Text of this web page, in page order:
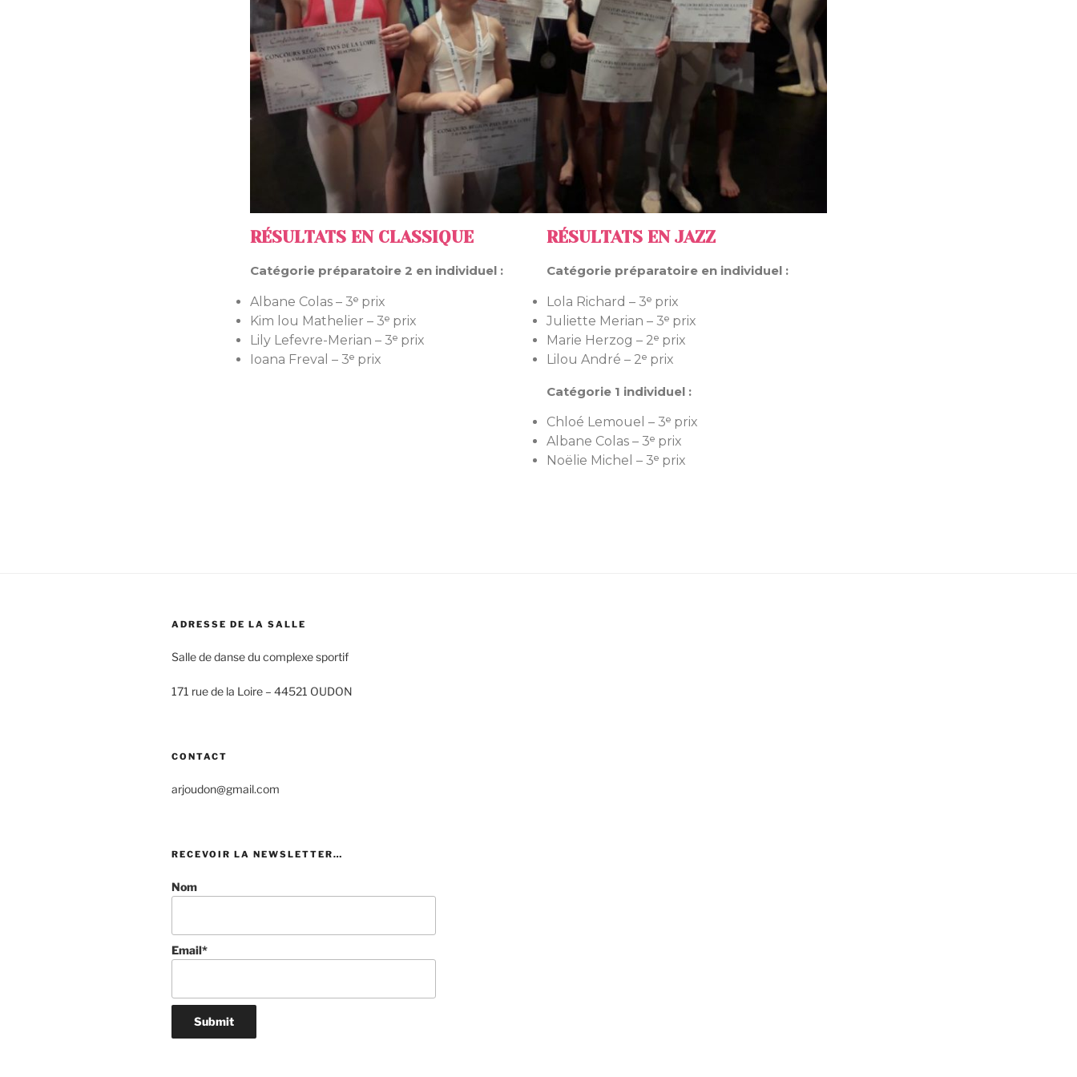
RÉSULTATS EN CLASSIQUE
Catégorie préparatoire 2 en individuel :
Albane Colas – 3ᵉ prix
Kim lou Mathelier – 3ᵉ prix
Lily Lefevre-Merian – 3ᵉ prix
Ioana Freval – 3ᵉ prix
RÉSULTATS EN JAZZ
Catégorie préparatoire en individuel :
Lola Richard – 3ᵉ prix
Juliette Merian – 3ᵉ prix
Marie Herzog – 2ᵉ prix
Lilou André – 2ᵉ prix
Catégorie 1 individuel :
Chloé Lemouel – 3ᵉ prix
Albane Colas – 3ᵉ prix
Noëlie Michel – 3ᵉ prix
ADRESSE DE LA SALLE
Salle de danse du complexe sportif
171 rue de la Loire – 44521 OUDON
CONTACT
arjoudon@gmail.com
RECEVOIR LA NEWSLETTER…
Nom
Email*